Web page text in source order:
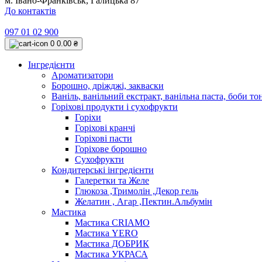
До контактів
097 01 02 900
0 0.00 ₴
Інгредієнти
Ароматизатори
Борошно, дріжджі, закваски
Ваніль, ванільний екстракт, ванільна паста, боби
Горіхові продукти і сухофрукти
Горіхи
Горіхові кранчі
Горіхові пасти
Горіхове борошно
Сухофрукти
Кондитерські інгредієнти
Галеретки та Желе
Глюкоза ,Тримолін ,Декор гель
Желатин , Агар ,Пектин.Альбумін
Мастика
Мастика CRIAMO
Мастика YERO
Мастика ДОБРИК
Мастика УКРАСА